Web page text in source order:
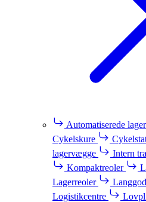
Automatiserede
Cykelskure
lagervægge
Intern
Kompaktreoler
Lagerreoler
Logistikcentre